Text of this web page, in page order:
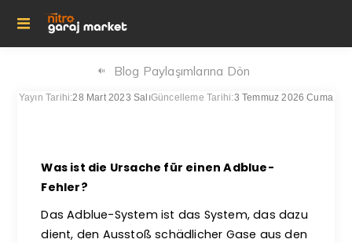
Blog Paylaşımlarına Dön
Yayın Tarihi:28 Mart 2023 SalıGüncelleme Tarihi:3 Temmuz 2026 Cuma
Was ist die Ursache für einen Adblue-
Fehler?
Das Adblue-System ist das System, das dazu
dient, den Ausstoß schädlicher Gase aus den